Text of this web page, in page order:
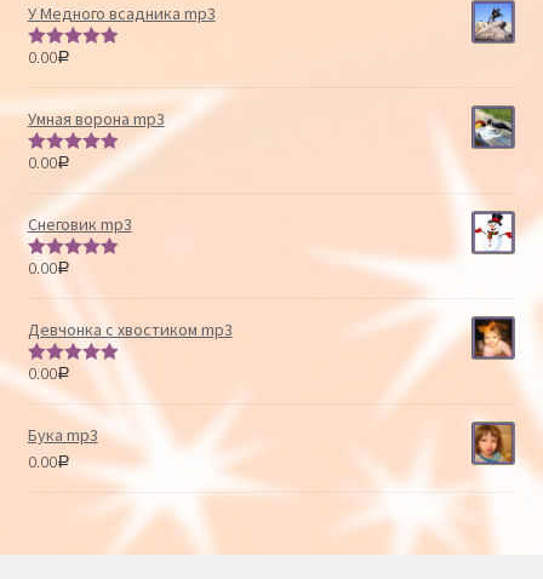
У Медного всадника mp3
Оценка
0.00Р
Умная ворона mp3
Оценка
5.00
0.00Р
Снеговик mp3
Оценка
0.00Р
Девчонка с хвостиком mp3
Оценка
из 5
0.00Р
Бука mp3
0.00Р